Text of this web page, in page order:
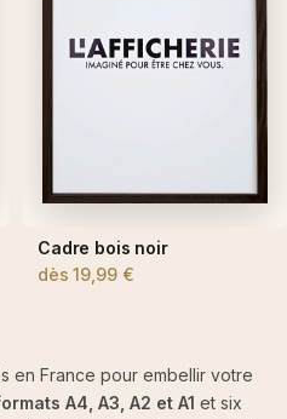
Cadre bois noir
dès19,99 €
en France pour embellir votre
A4, A3, A2 et A1 et six